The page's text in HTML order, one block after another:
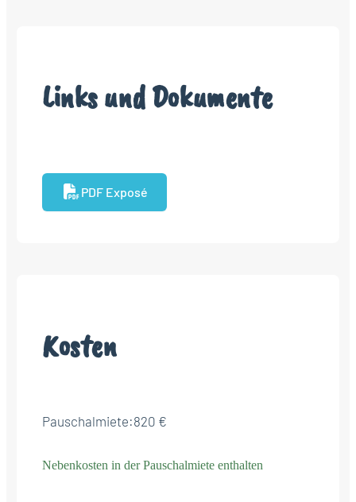
Links und Dokumente
PDF Exposé
Kosten
Pauschalmiete:820 €
Nebenkosten in der Pauschalmiete enthalten